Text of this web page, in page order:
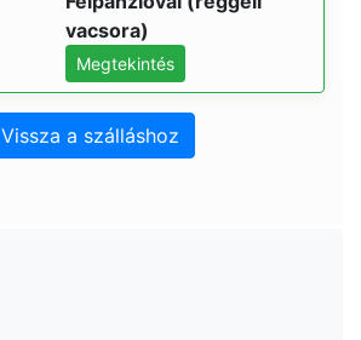
vacsora)
Megtekintés
Vissza a szálláshoz